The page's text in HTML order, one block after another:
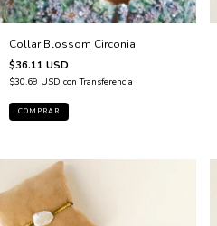
Collar Blossom Circonia
$36.11 USD
$30.69 USD con Transferencia